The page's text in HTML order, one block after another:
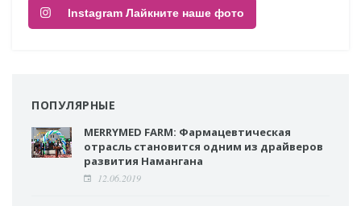
Instagram Лайкните наше фото
ПОПУЛЯРНЫЕ
MERRYMED FARM: Фармацевтическая
отрасль становится одним из драйверов
развития Намангана
12.06.2019